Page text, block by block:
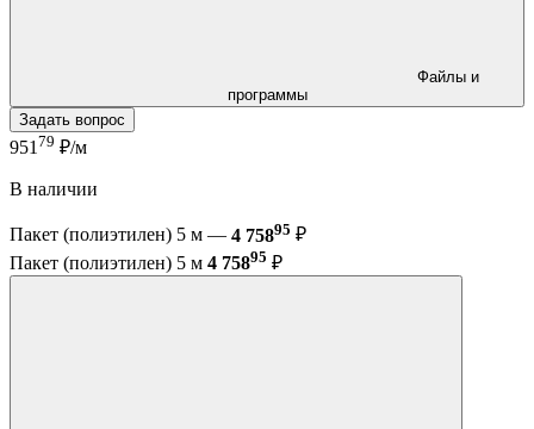
программы
Задать вопрос
951 79 ₽/м
В наличии
Пакет (полиэтилен) 5 м — 4 75895 ₽
Пакет (полиэтилен) 5 м 4 75895 ₽